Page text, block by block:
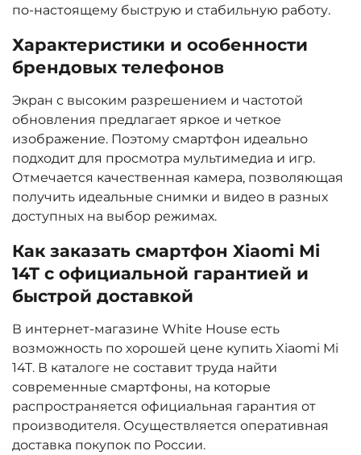
по-настоящему быструю и стабильную работу.
Характеристики и особенности
брендовых телефонов
Экран с высоким разрешением и частотой
обновления предлагает яркое и четкое
изображение. Поэтому смартфон идеально
подходит для просмотра мультимедиа и игр.
Отмечается качественная камера, позволяющая
получить идеальные снимки и видео в разных
доступных на выбор режимах.
Как заказать смартфон Xiaomi Mi
14T с официальной гарантией и
быстрой доставкой
В интернет-магазине White House есть
возможность по хорошей цене купить Xiaomi Mi
14T. В каталоге не составит труда найти
современные смартфоны, на которые
распространяется официальная гарантия от
производителя. Осуществляется оперативная
доставка покупок по России.